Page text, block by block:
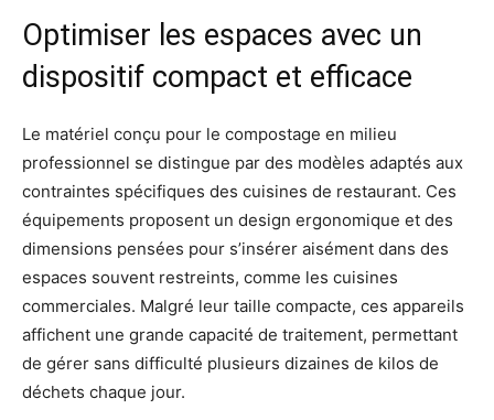
Optimiser les espaces avec un
dispositif compact et efficace
Le matériel conçu pour le compostage en milieu
professionnel se distingue par des modèles adaptés aux
contraintes spécifiques des cuisines de restaurant. Ces
équipements proposent un design ergonomique et des
dimensions pensées pour s’insérer aisément dans des
espaces souvent restreints, comme les cuisines
commerciales. Malgré leur taille compacte, ces appareils
affichent une grande capacité de traitement, permettant
de gérer sans difficulté plusieurs dizaines de kilos de
déchets chaque jour.